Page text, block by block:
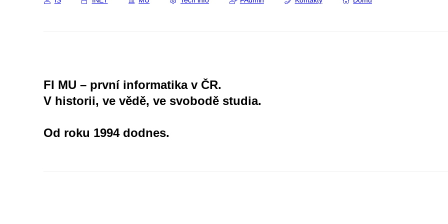
FI MU – první informatika v ČR.
V historii, ve vědě, ve svobodě studia.
Od roku 1994 dodnes.